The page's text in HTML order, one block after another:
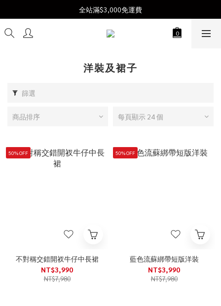
Join us  |  加入會員送$300購物金
全站滿$3,000免運費
Join us  |  加入會員送$300購物金
洋裝及裙子
篩選
商品排序 每頁顯示 24 個
50% OFF
不對稱交錯開衩牛仔中長裙
NT$3,990
NT$7,980
50% OFF
藍色流蘇綁帶短版洋裝
NT$3,990
NT$7,980